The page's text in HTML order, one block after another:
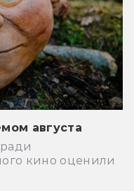
августа
кино оценили